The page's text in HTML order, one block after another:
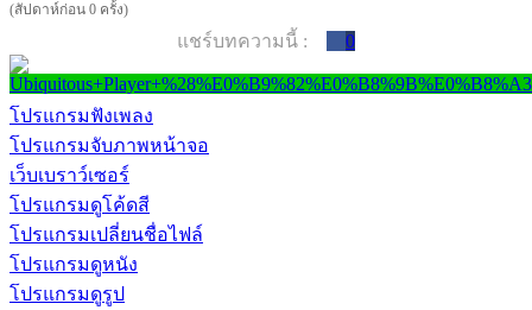
(สัปดาห์ก่อน 0 ครั้ง)
แชร์บทความนี้ : 0
โปรแกรมฟังเพลง
โปรแกรมจับภาพหน้าจอ
เว็บเบราว์เซอร์
โปรแกรมดูโค้ดสี
โปรแกรมเปลี่ยนชื่อไฟล์
โปรแกรมดูหนัง
โปรแกรมดูรูป